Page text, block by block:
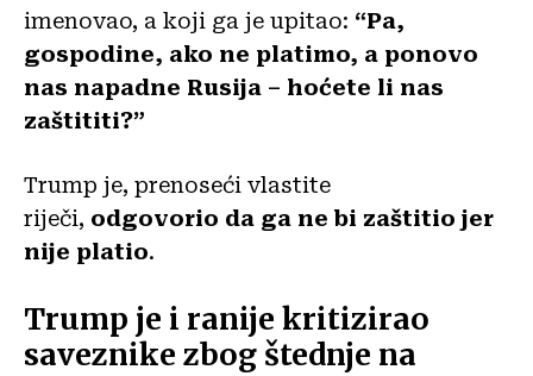
imenovao, a koji ga je upitao: “Pa,
gospodine, ako ne platimo, a ponovo
nas napadne Rusija – hoćete li nas
zaštititi?”
Trump je, prenoseći vlastite
riječi, odgovorio da ga ne bi zaštitio jer
nije platio.
Trump je i ranije kritizirao
saveznike zbog štednje na